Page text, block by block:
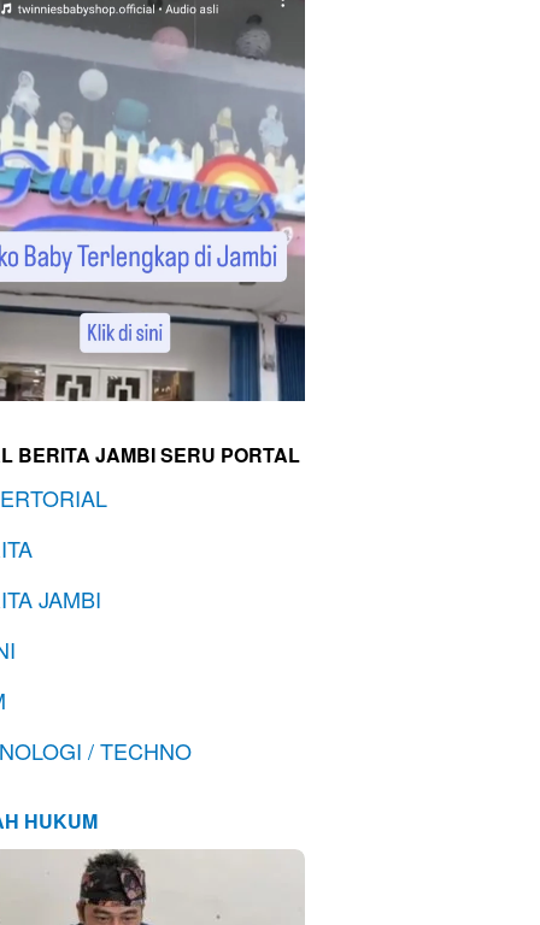
BERITA JAMBI SERU PORTAL
JAMBI
/ TECHNO
HUKUM